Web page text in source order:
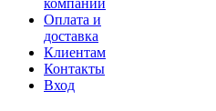
компании
Оплата и
доставка
Клиентам
Контакты
Вход